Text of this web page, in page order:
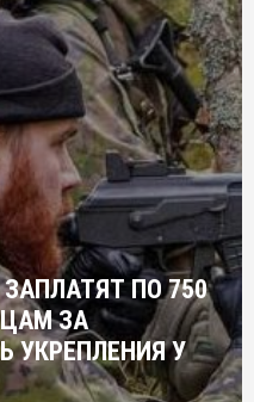
ПО 750
ЗА
УКРЕПЛЕНИЯ У